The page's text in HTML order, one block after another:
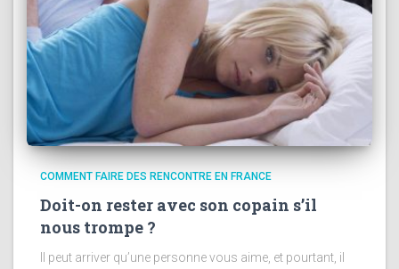
COMMENT FAIRE DES RENCONTRE EN FRANCE
Doit-on rester avec son copain s’il
nous trompe ?
Il peut arriver qu’une personne vous aime, et pourtant, il